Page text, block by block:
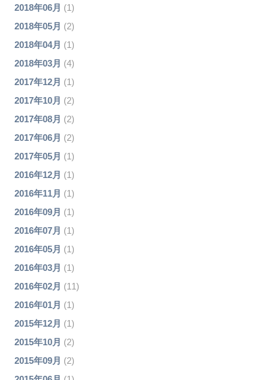
2018年06月 (1)
2018年05月 (2)
2018年04月 (1)
2018年03月 (4)
2017年12月 (1)
2017年10月 (2)
2017年08月 (2)
2017年06月 (2)
2017年05月 (1)
2016年12月 (1)
2016年11月 (1)
2016年09月 (1)
2016年07月 (1)
2016年05月 (1)
2016年03月 (1)
2016年02月 (11)
2016年01月 (1)
2015年12月 (1)
2015年10月 (2)
2015年09月 (2)